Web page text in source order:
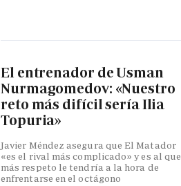
El entrenador de Usman
Nurmagomedov: «Nuestro
reto más difícil sería Ilia
Topuria»
Javier Méndez asegura que El Matador
«es el rival más complicado» y es al que
más respeto le tendría a la hora de
enfrentarse en el octágono